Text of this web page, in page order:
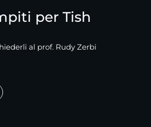
per Tish
al prof. Rudy Zerbi